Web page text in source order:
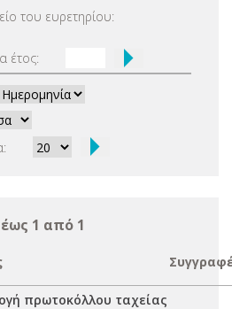
του ευρετηρίου:
έτος:
1 από 1
πρωτοκόλλου ταχείας